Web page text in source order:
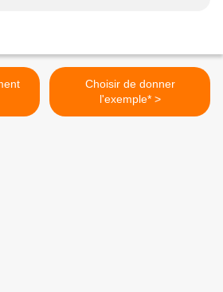
Choisir de donner
l'exemple* >